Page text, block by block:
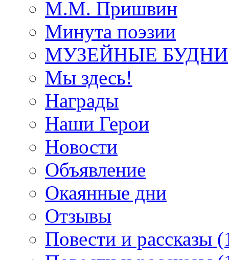
М.М. Пришвин
Минута поэзии
МУЗЕЙНЫЕ БУДНИ
Мы здесь!
Награды
Наши Герои
Новости
Объявление
Окаянные дни
Отзывы
Повести и рассказы